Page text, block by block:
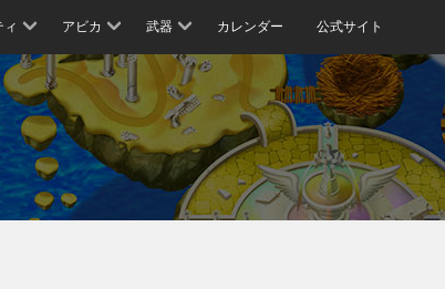
ィ アビカ 武器 カレンダー 公式サイト